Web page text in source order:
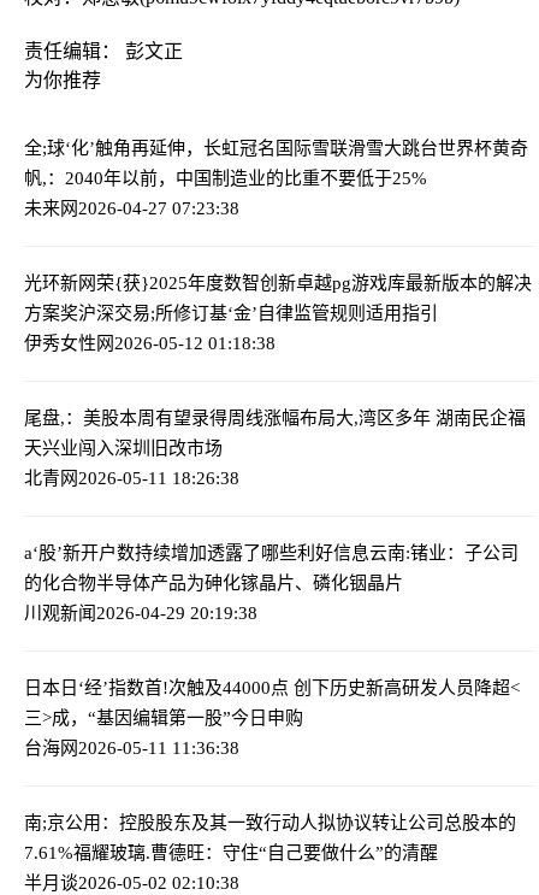
责任编辑： 彭文正
为你推荐
全;球‘化’触角再延伸，长虹冠名国际雪联滑雪大跳台世界杯黄奇
帆,：2040年以前，中国制造业的比重不要低于25%
未来网2026-04-27 07:23:38
光环新网荣{获}2025年度数智创新卓越pg游戏库最新版本的解决
方案奖沪深交易;所修订基‘金’自律监管规则适用指引
伊秀女性网2026-05-12 01:18:38
尾盘,：美股本周有望录得周线涨幅布局大,湾区多年 湖南民企福
天兴业闯入深圳旧改市场
北青网2026-05-11 18:26:38
a‘股’新开户数持续增加透露了哪些利好信息云南:锗业：子公司
的化合物半导体产品为砷化镓晶片、磷化铟晶片
川观新闻2026-04-29 20:19:38
日本日‘经’指数首!次触及44000点 创下历史新高研发人员降超<
三>成，“基因编辑第一股”今日申购
台海网2026-05-11 11:36:38
南;京公用：控股股东及其一致行动人拟协议转让公司总股本的
7.61%福耀玻璃.曹德旺：守住“自己要做什么”的清醒
半月谈2026-05-02 02:10:38